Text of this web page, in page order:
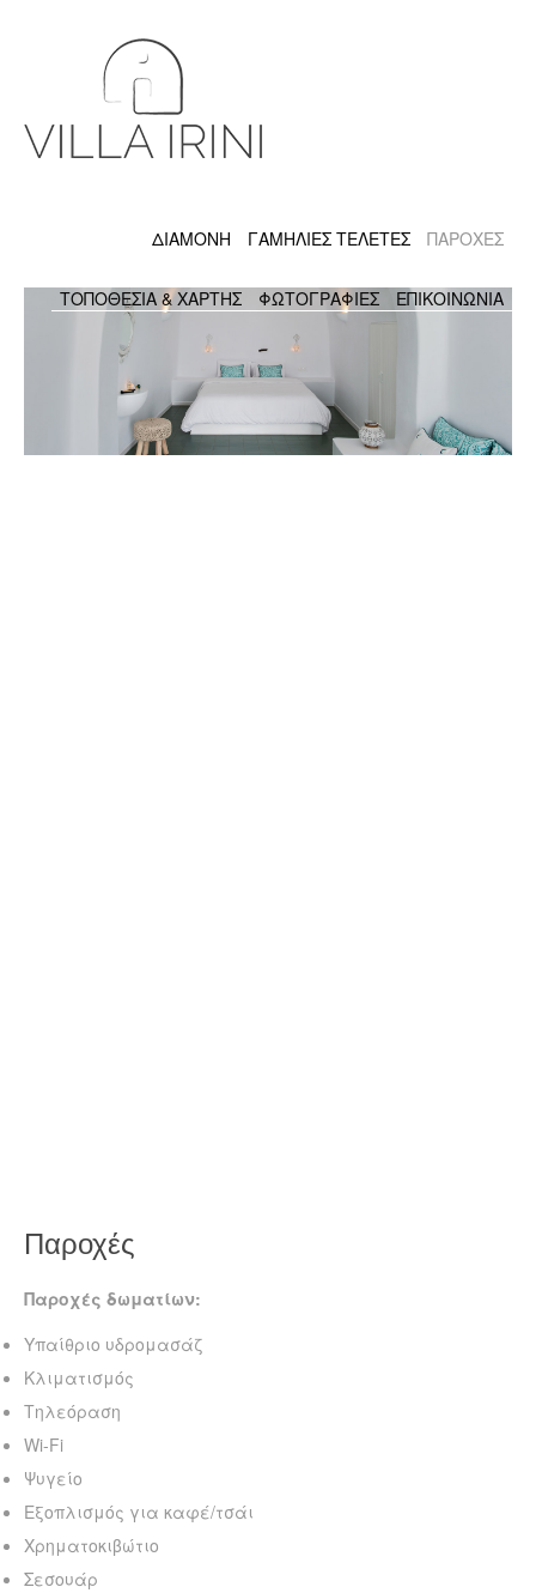
ΔΙΑΜΟΝΉ ΓΑΜΉΛΙΕΣ ΤΕΛΕΤΈΣ ΠΑΡΟΧΕΣ
ΤΟΠΟΘΕΣΙΑ & ΧΑΡΤΗΣ ΦΩΤΟΓΡΑΦΙΕΣ ΕΠΙΚΟΙΝΩΝΙΑ
Παροχές
Παροχές δωματίων:
Υπαίθριο υδρομασάζ
Κλιματισμός
Τηλεόραση
Wi-Fi
Ψυγείο
Εξοπλισμός για καφέ/τσάι
Χρηματοκιβώτιο
Σεσουάρ